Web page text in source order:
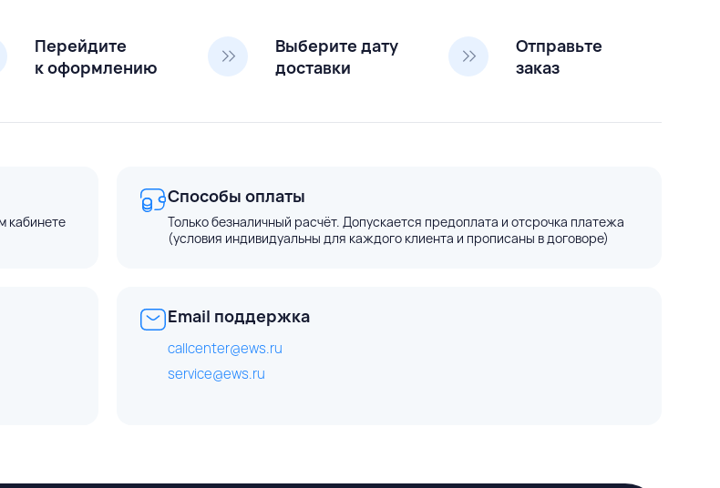
Перейдите
к оформлению
Выберите дату
доставки
Отправьте
заказ
кабинете
Способы оплаты
Только безналичный расчёт. Допускается предоплата и отсрочка платежа
(условия индивидуальны для каждого клиента и прописаны в договоре)
Email поддержка
callcenter@ews.ru
service@ews.ru